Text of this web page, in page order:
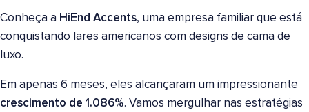
Conheça a HiEnd Accents, uma empresa familiar que está
conquistando lares americanos com designs de cama de
luxo.
Em apenas 6 meses, eles alcançaram um impressionante
crescimento de 1.086%. Vamos mergulhar nas estratégias